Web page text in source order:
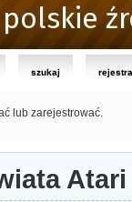
szukaj
lub zarejestrować.
Atari